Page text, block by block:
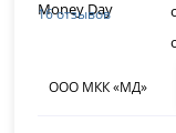
16 отзывов
ООО МКК «МД»